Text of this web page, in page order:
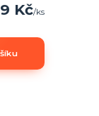
Kč/ks